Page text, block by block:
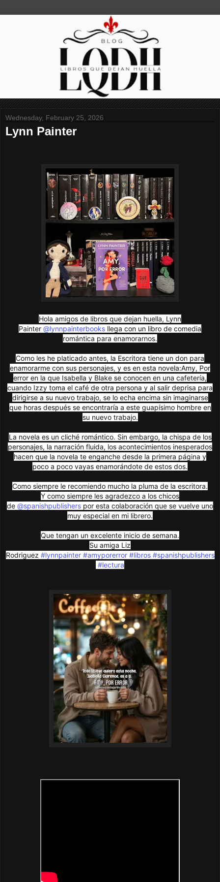
Wednesday, February 25, 2026
Lynn Painter
Hola amigos de libros que dejan huella, Lynn
Painter @lynnpainterbooks llega con un libro de comedia
romántica para enamorarnos.
Como les he platicado antes, la Escritora tiene un don para
enamorarme con sus personajes, y es en esta novela:Amy, Por
error en la que Isabella y Blake se conocen en una cafetería,
cuando Izzy toma el café de otra persona y al salir deprisa para
dirigirse a su nuevo trabajo, se lo echa encima sin imaginarse
que horas después se encontraría a este guapísimo hombre en
su nuevo trabajo.
La novela es un cliché romántico. Sin embargo, la chispa de los
personajes, la narración fluida, los acontecimientos inesperados
hacen que la novela te enganche desde la primera página y
poco a poco vayas enamorándote de estos dos.
Como siempre le recomiendo mucho la pluma de la escritora.
Y como siempre les agradezco a los chicos
de @spanishpublishers por esta colaboración que se vuelve uno
muy especial en mi librero.
Que tengan un excelente inicio de semana.
Su amiga Liz
Rodriguez #lynnpainter #amyporerror #libros #spanishpublishers
#lectura